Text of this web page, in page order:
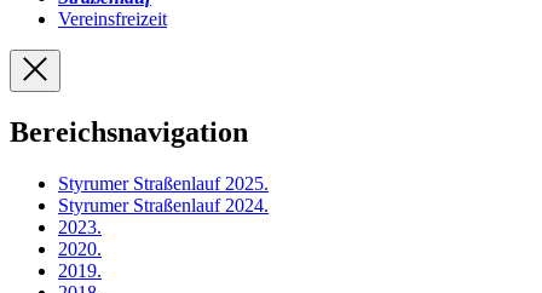
Vereinsfreizeit
Bereichsnavigation
Styrumer Straßenlauf 2025.
Styrumer Straßenlauf 2024.
2023.
2020.
2019.